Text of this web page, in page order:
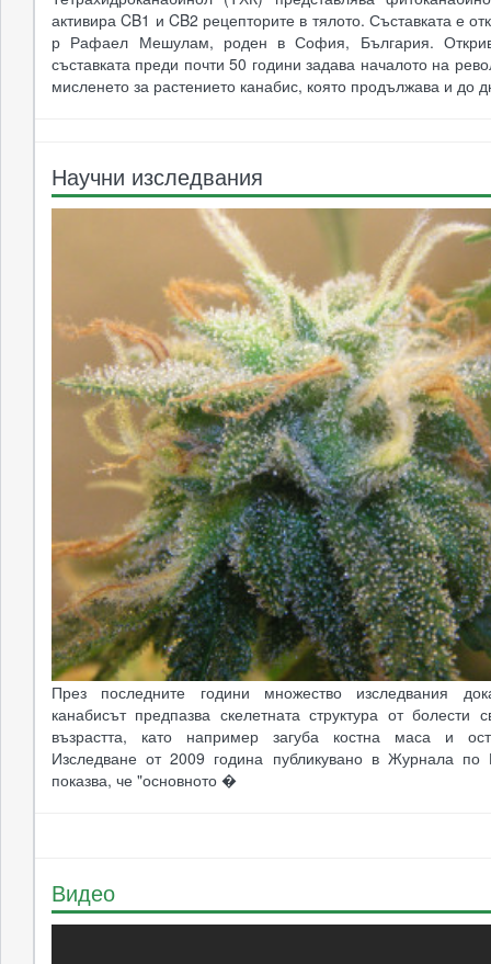
активира CB1 и CB2 рецепторите в тялото. Съставката е
р Рафаел Мешулам, роден в София, България.
съставката преди почти 50 години задава началото на
мисленето за растението канабис, която продължава и до
Научни изследвания
През последните години множество изследвания
канабисът предпазва скелетната структура от болести
възрастта, като например загуба костна маса и
Изследване от 2009 година публикувано в Журнала по
показва, че "основното �
Видео